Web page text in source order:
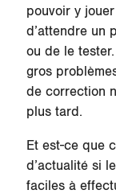
pouvoir y
d’attendre un
ou de le
gros
de correction
plus tard.
Et est-ce que
d’actualité si
faciles à